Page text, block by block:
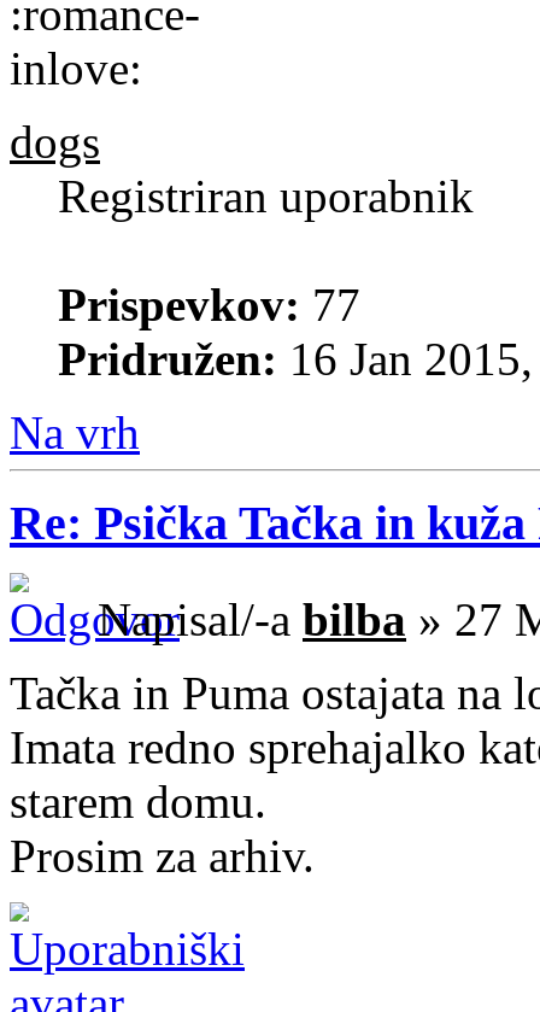
dogs
Registriran uporabnik
Prispevkov: 77
Pridružen: 16 Jan
Na vrh
Re: Psička Tačka in kuža
Napisal/-a bilba » 27
Tačka in Puma ostajata na
Imata redno sprehajalko
starem domu.
Prosim za arhiv.